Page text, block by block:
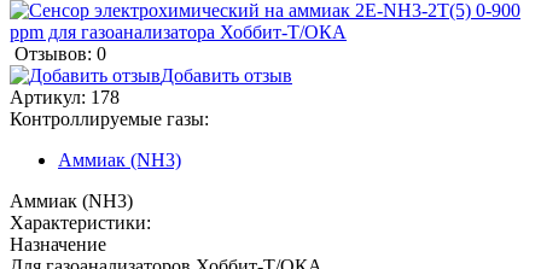
Отзывов: 0
Добавить отзыв
Артикул: 178
Контроллируемые газы:
Аммиак (NH3)
Аммиак (NH3)
Характеристики:
Назначение